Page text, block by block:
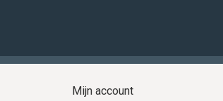
Mijn account